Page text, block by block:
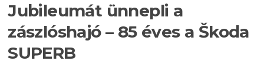
Jubileumát ünnepli a
zászlóshajó – 85 éves a Škoda
SUPERB